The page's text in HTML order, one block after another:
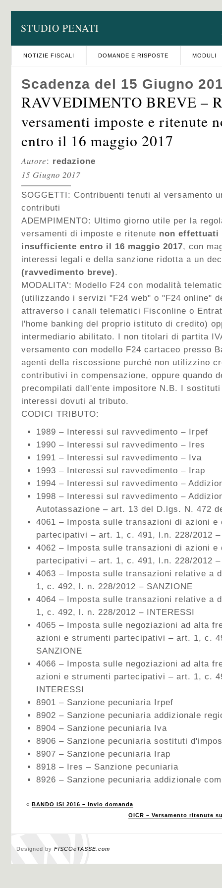
STUDIO PENATI
NOTIZIE FISCALI DOMANDE E RISPOSTE MODULI
Scadenza del 15 Giugno
RAVVEDIMENTO BREVE –
versamenti imposte e ritenute
entro il 16 maggio 2017
Autore: redazione
15 Giugno 2017
SOGGETTI: Contribuenti tenuti al versamento
contributi
ADEMPIMENTO: Ultimo giorno utile per la
versamenti di imposte e ritenute non
insufficiente entro il 16 maggio 2017, con
interessi legali e della sanzione ridotta a un
(ravvedimento breve).
MODALITA': Modello F24 con modalità
(utilizzando i servizi "F24 web" o "F24 online"
attraverso i canali telematici Fisconline o
l'home banking del proprio istituto di credito)
intermediario abilitato. I non titolari di partita
versamento con modello F24 cartaceo presso
agenti della riscossione purché non utilizzino
contributivi in compensazione, oppure quando
precompilati dall'ente impositore N.B. I
interessi dovuti al tributo.
CODICI TRIBUTO:
1989 – Interessi sul ravvedimento – Irpef
1990 – Interessi sul ravvedimento – Ires
1991 – Interessi sul ravvedimento – Iva
1993 – Interessi sul ravvedimento – Irap
1994 – Interessi sul ravvedimento –
1998 – Interessi sul ravvedimento –
Autotassazione – art. 13 del D.lgs. N. 472
4061 – Imposta sulle transazioni di azioni
partecipativi – art. 1, c. 491, l.n. 228/2012 –
4062 – Imposta sulle transazioni di azioni
partecipativi – art. 1, c. 491, l.n. 228/2012 –
4063 – Imposta sulle transazioni relative a
1, c. 492, l. n. 228/2012 – SANZIONE
4064 – Imposta sulle transazioni relative a
1, c. 492, l. n. 228/2012 – INTERESSI
4065 – Imposta sulle negoziazioni ad alta
azioni e strumenti partecipativi – art. 1, c.
SANZIONE
4066 – Imposta sulle negoziazioni ad alta
azioni e strumenti partecipativi – art. 1, c.
INTERESSI
8901 – Sanzione pecuniaria Irpef
8902 – Sanzione pecuniaria addizionale
8904 – Sanzione pecuniaria Iva
8906 – Sanzione pecuniaria sostituti
8907 – Sanzione pecuniaria Irap
8918 – Ires – Sanzione pecuniaria
8926 – Sanzione pecuniaria addizionale
« BANDO ISI 2016 – Invio domanda
OICR – Versamento ritenute
Designed by FISCOeTASSE.com